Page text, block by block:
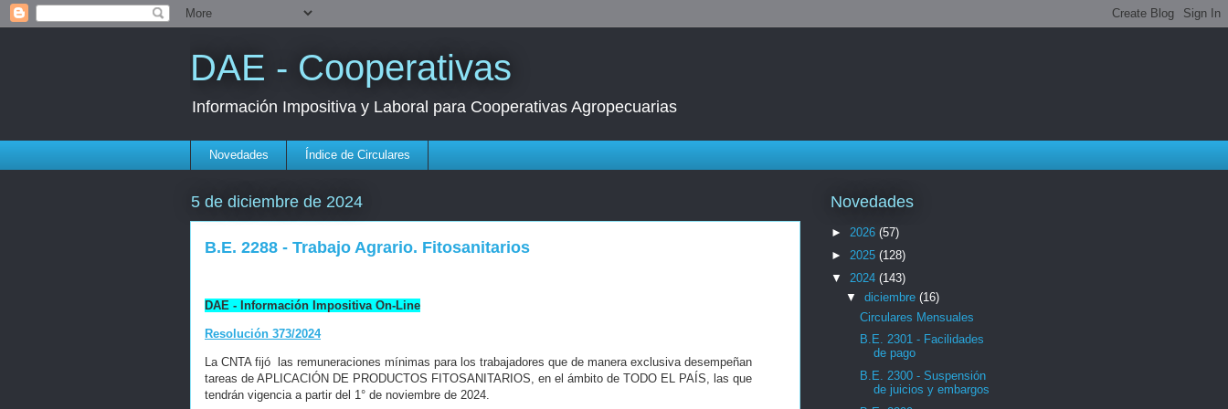
DAE - Cooperativas
Información Impositiva y Laboral para Cooperativas Agropecuarias
Novedades Índice de Circulares
5 de diciembre de 2024
B.E. 2288 - Trabajo Agrario. Fitosanitarios
DAE - Información Impositiva On-Line
Resolución 373/2024
La CNTA fijó las remuneraciones mínimas para los trabajadores que de manera exclusiva desempeñan
tareas de APLICACIÓN DE PRODUCTOS FITOSANITARIOS, en el ámbito de TODO EL PAÍS, las que
tendrán vigencia a partir del 1° de noviembre de 2024.
Novedades
► 2026 (57)
► 2025 (128)
▼ 2024 (143)
▼ diciembre (16)
Circulares Mensuales
B.E. 2301 - Facilidades
de pago
B.E. 2300 - Suspensión
de juicios y embargos